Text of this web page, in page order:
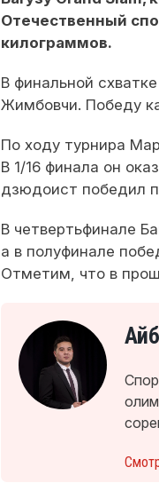
Отечественный
килограммов.
В финальной
Жимбовчи. Победу
По ходу турнира
В 1/16 финала он
дзюдоист победил
В четвертьфинале
а в полуфинале
Отметим, что в